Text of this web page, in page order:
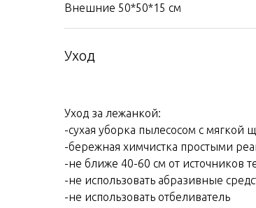
Внешние 50*50*15 см
Уход
Уход за лежанкой:
-сухая уборка пылесосом с мягкой
-бережная химчистка простыми
-не ближе 40-60 см от источников
-не использовать абразивные
-не использовать отбеливатель